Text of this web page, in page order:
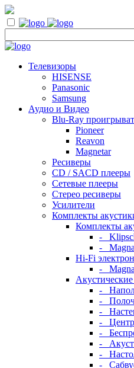
Телевизоры
HISENSE
Panasonic
Samsung
Аудио и Видео
Blu-Ray
Pioneer
Reavon
Magnetar
Ресиверы
CD / SACD плееры
Сетевые плееры
Стерео ресиверы
Усилители
Комплекты
Комплекты
-
-
Hi-Fi
-
-
-
-
-
-
-
-
-